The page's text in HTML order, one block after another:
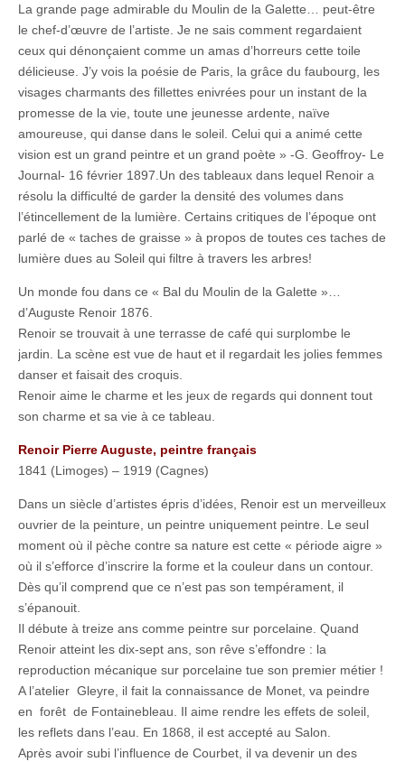
La grande page admirable du Moulin de la Galette… peut-être
le chef-d’œuvre de l’artiste. Je ne sais comment regardaient
ceux qui dénonçaient comme un amas d’horreurs cette toile
délicieuse. J’y vois la poésie de Paris, la grâce du faubourg, les
visages charmants des fillettes enivrées pour un instant de la
promesse de la vie, toute une jeunesse ardente, naïve
amoureuse, qui danse dans le soleil. Celui qui a animé cette
vision est un grand peintre et un grand poète » -G. Geoffroy- Le
Journal- 16 février 1897. Un des tableaux dans lequel Renoir a
résolu la difficulté de garder la densité des volumes dans
l’étincellement de la lumière. Certains critiques de l’époque ont
parlé de « taches de graisse » à propos de toutes ces taches de
lumière dues au Soleil qui filtre à travers les arbres!
Un monde fou dans ce « Bal du Moulin de la Galette »…
d’Auguste Renoir 1876.
Renoir se trouvait à une terrasse de café qui surplombe le
jardin. La scène est vue de haut et il regardait les jolies femmes
danser et faisait des croquis.
Renoir aime le charme et les jeux de regards qui donnent tout
son charme et sa vie à ce tableau.
Renoir Pierre Auguste, peintre français
1841 (Limoges) – 1919 (Cagnes)
Dans un siècle d’artistes épris d’idées, Renoir est un merveilleux
ouvrier de la peinture, un peintre uniquement peintre. Le seul
moment où il pèche contre sa nature est cette « période aigre »
où il s’efforce d’inscrire la forme et la couleur dans un contour.
Dès qu’il comprend que ce n’est pas son tempérament, il
s’épanouit.
Il débute à treize ans comme peintre sur porcelaine. Quand
Renoir atteint les dix-sept ans, son rêve s’effondre : la
reproduction mécanique sur porcelaine tue son premier métier !
A l’atelier Gleyre, il fait la connaissance de Monet, va peindre
en forêt de Fontainebleau. Il aime rendre les effets de soleil,
les reflets dans l’eau. En 1868, il est accepté au Salon.
Après avoir subi l’influence de Courbet, il va devenir un des